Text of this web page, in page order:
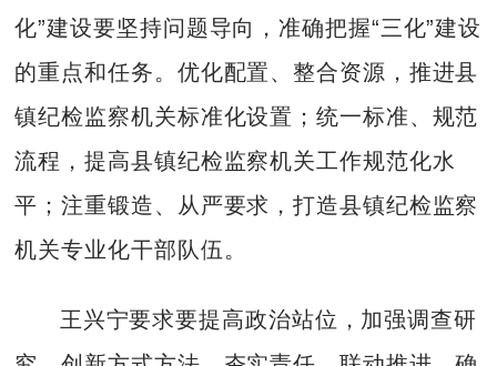
化”建设要坚持问题导向，准确把握“三化”建设
的重点和任务。优化配置、整合资源，推进县
镇纪检监察机关标准化设置；统一标准、规范
流程，提高县镇纪检监察机关工作规范化水
平；注重锻造、从严要求，打造县镇纪检监察
机关专业化干部队伍。
王兴宁要求要提高政治站位，加强调查研